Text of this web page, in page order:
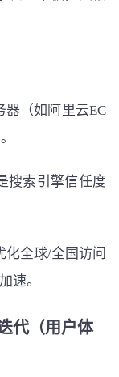
器（如阿里云EC
搜索引擎信任度
化全球/全国访问
速。
代（用户体